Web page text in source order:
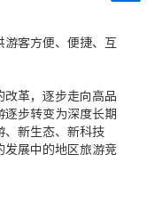
客方便、便捷、互
改革，逐步走向高品
逐步转变为深度长期
、新生态、新科技
展中的地区旅游竞